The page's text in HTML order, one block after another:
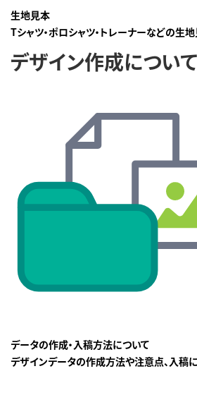
生地見本
Tシャツ・ポロシャツ・トレーナーなどの生
デザイン作成について
データの作成・入稿方法について
デザインデータの作成方法や注意点、入稿